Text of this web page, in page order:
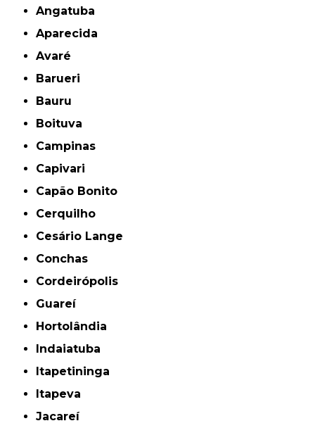
Angatuba
Aparecida
Avaré
Barueri
Bauru
Boituva
Campinas
Capivari
Capão Bonito
Cerquilho
Cesário Lange
Conchas
Cordeirópolis
Guareí
Hortolândia
Indaiatuba
Itapetininga
Itapeva
Jacareí